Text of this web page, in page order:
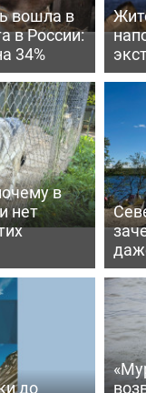
вошла в
в России:
34%
в
нет
до